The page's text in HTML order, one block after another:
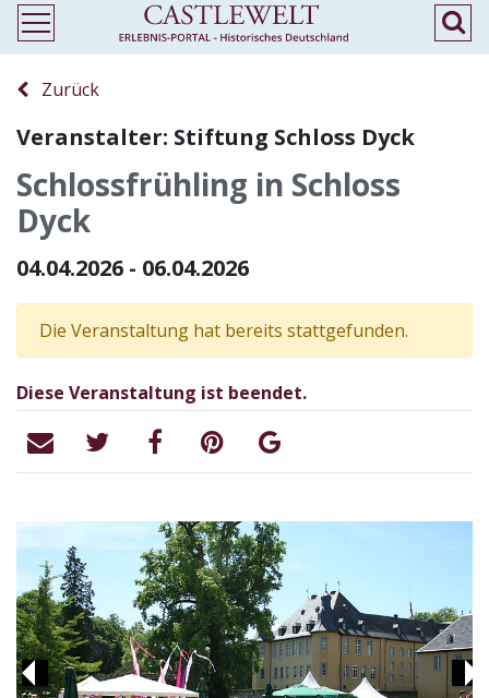
Zurück
Veranstalter: Stiftung Schloss Dyck
Schlossfrühling in Schloss
Dyck
04.04.2026 - 06.04.2026
Die Veranstaltung hat bereits stattgefunden.
Diese Veranstaltung ist beendet.
Previous